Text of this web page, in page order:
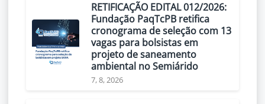
RETIFICAÇÃO EDITAL 012/2026:
Fundação PaqTcPB retifica
cronograma de seleção com 13
vagas para bolsistas em
projeto de saneamento
ambiental no Semiárido
7, 8, 2026